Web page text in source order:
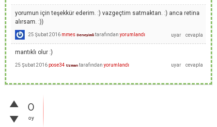
yorumun için teşekkür ederim. :) vazgeçtim satmaktan. :) anca retina
alırsam. :))
25 Şubat 2016 mmes Deneyimli tarafından yorumlandı
mantıklı olur :)
25 Şubat 2016 pose34 Uzman tarafından yorumlandı
0
oy